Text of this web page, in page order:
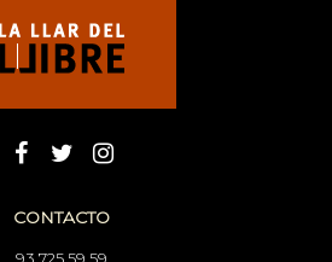
CONTACTO